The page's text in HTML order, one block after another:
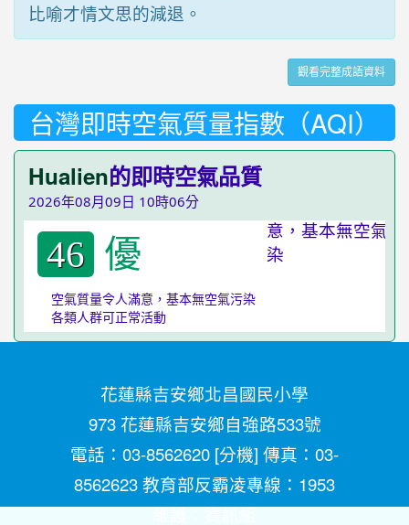
比喻才情文思的減退。
觀看完整成語資料
台灣即時空氣質量指數（AQI）
Hualien的即時空氣品質
2026年08月09日 10時06分
46 優
空氣質量令人滿意，基本無空氣污染
各類人群可正常活動
花蓮縣吉安鄉北昌國民小學
973 花蓮縣吉安鄉自強路533號
電話：03-8562620 [分機] 傳真：03-
8562623 教育部反霸凌專線：1953
維護：資訊組